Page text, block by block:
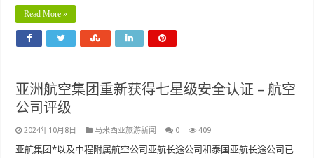
Read More »
亚洲航空集团重新获得七星级安全认证 – 航空
公司评级
2024年10月8日 马来西亚旅游新闻 0 409
亚航集团*以及中程附属航空公司亚航长途公司和泰国亚航长途公司已